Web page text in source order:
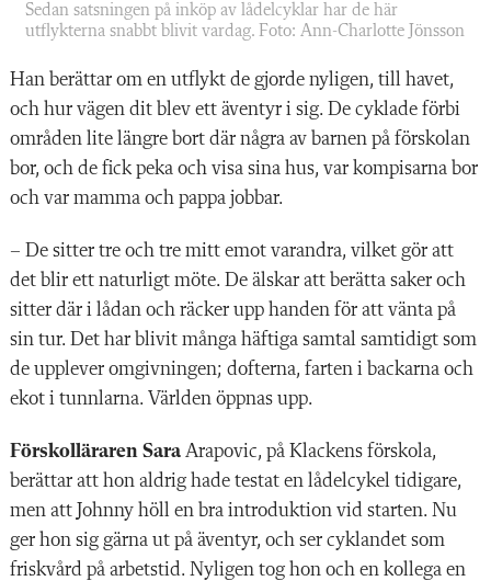
Sedan satsningen på inköp av lådelcyklar har de här
utflykterna snabbt blivit vardag. Foto: Ann-Charlotte Jönsson
Han berättar om en utflykt de gjorde nyligen, till havet,
och hur vägen dit blev ett äventyr i sig. De cyklade förbi
områden lite längre bort där några av barnen på förskolan
bor, och de fick peka och visa sina hus, var kompisarna bor
och var mamma och pappa jobbar.
– De sitter tre och tre mitt emot varandra, vilket gör att
det blir ett naturligt möte. De älskar att berätta saker och
sitter där i lådan och räcker upp handen för att vänta på
sin tur. Det har blivit många häftiga samtal samtidigt som
de upplever omgivningen; dofterna, farten i backarna och
ekot i tunnlarna. Världen öppnas upp.
Förskolläraren Sara Arapovic, på Klackens förskola,
berättar att hon aldrig hade testat en lådelcykel tidigare,
men att Johnny höll en bra introduktion vid starten. Nu
ger hon sig gärna ut på äventyr, och ser cyklandet som
friskvård på arbetstid. Nyligen tog hon och en kollega en